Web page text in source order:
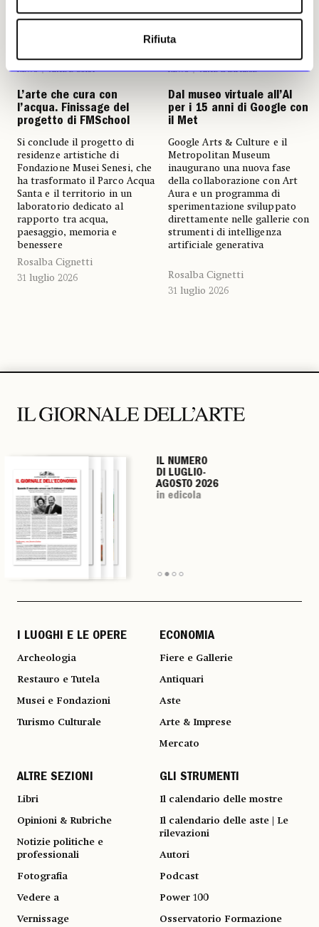
Rifiuta
NEWS ARTE E CURA
L’arte che cura con
l’acqua. Finissage del
progetto di FMSchool
Si conclude il progetto di
residenze artistiche di
Fondazione Musei Senesi, che
ha trasformato il Parco Acqua
Santa e il territorio in un
laboratorio dedicato al
rapporto tra acqua,
paesaggio, memoria e
benessere
Rosalba Cignetti
31 luglio 2026
NEWS ARTE & IMPRESE
Dal museo virtuale all’AI
per i 15 anni di Google con
il Met
Google Arts & Culture e il
Metropolitan Museum
inaugurano una nuova fase
della collaborazione con Art
Aura e un programma di
sperimentazione sviluppato
direttamente nelle gallerie con
strumenti di intelligenza
artificiale generativa
Rosalba Cignetti
31 luglio 2026
IL NUMERO
DI LUGLIO-
AGOSTO 2026
in edicola
IL NUMERO
DI LUGLIO-
AGOSTO 2026
in edicola
IL NUMERO
DI LUGLIO-
AGOSTO 2026
in edicola
IL NUMERO
DI LUGLIO-
AGOSTO 2026
in edicola
I LUOGHI E LE OPERE
Archeologia
Restauro e Tutela
Musei e Fondazioni
Turismo Culturale
ECONOMIA
Fiere e Gallerie
Antiquari
Aste
Arte & Imprese
Mercato
ALTRE SEZIONI
Libri
Opinioni & Rubriche
Notizie politiche e
professionali
Fotografia
Vedere a
Vernissage
GLI STRUMENTI
Il calendario delle mostre
Il calendario delle aste | Le
rilevazioni
Autori
Podcast
Power 100
Osservatorio Formazione